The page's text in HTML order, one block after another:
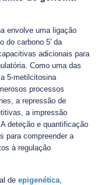
envolve uma ligação
do carbono 5' da
adicionais para
Como uma das
5-metilcitosina
processos
a repressão de
a impressão
deteção e quantificação
para compreender a
à regulação
de epigenética,